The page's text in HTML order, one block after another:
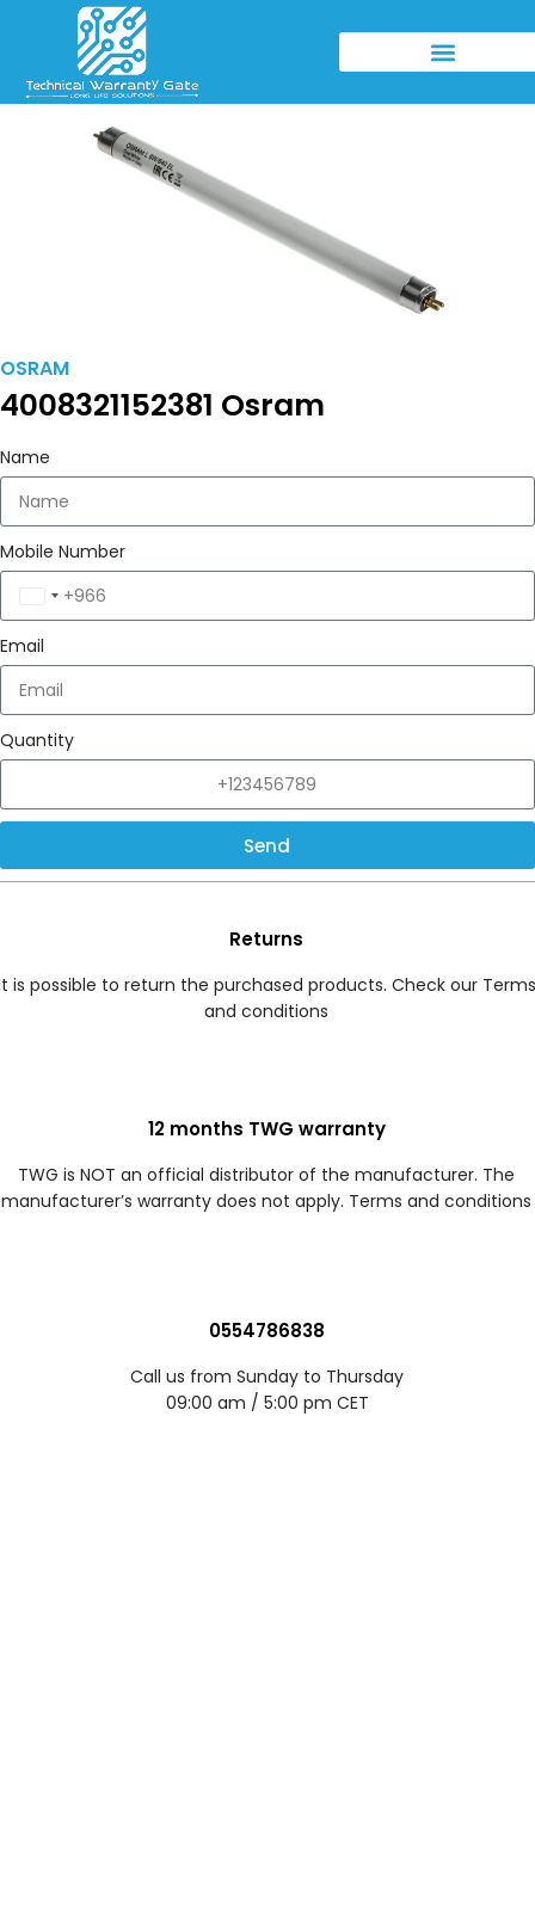
OSRAM
4008321152381 Osram
Name
Mobile Number
Saudi
+966
Email
Quantity
Send
Returns
is possible to return the purchased products. Check our Terms
and conditions
12 months TWG warranty
TWG is NOT an official distributor of the manufacturer. The
manufacturer’s warranty does not apply. Terms and conditions
0554786838
Call us from Sunday to Thursday
09:00 am / 5:00 pm CET